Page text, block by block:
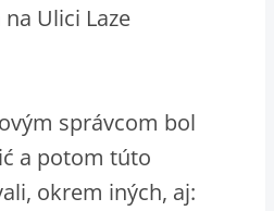
Ulici Laze
správcom bol
a potom túto
okrem iných, aj: